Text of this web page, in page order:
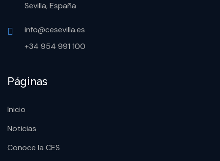
Sevilla, España
info@cesevilla.es
+34 954 991 100
Páginas
Inicio
Noticias
Conoce la CES